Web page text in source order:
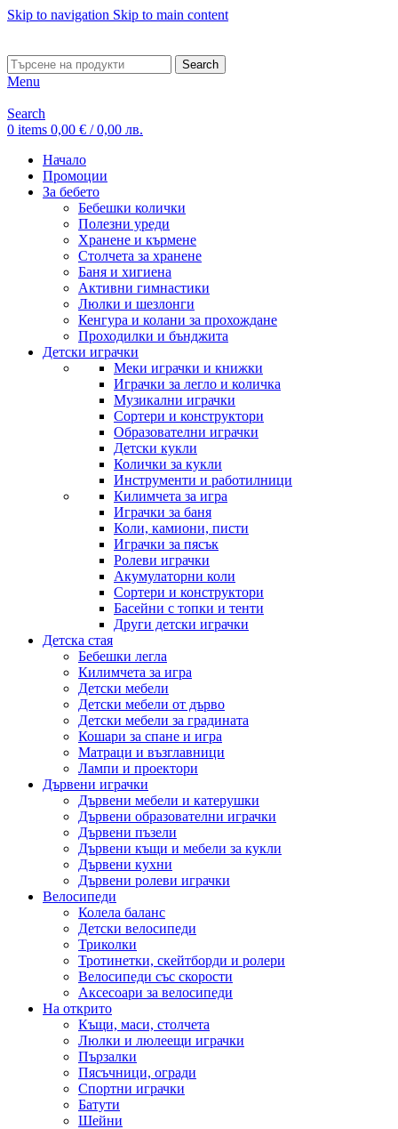
Skip to navigation Skip to main content
Search
Menu
Search
0 items 0,00 € / 0,00 лв.
Начало
Промоции
За бебето
Бебешки колички
Полезни уреди
Хранене и кърмене
Столчета за хранене
Баня и хигиена
Активни гимнастики
Люлки и шезлонги
Кенгура и колани за прохождане
Проходилки и бънджита
Детски играчки
Меки играчки и книжки
Играчки за легло и количка
Музикални играчки
Сортери и конструктори
Образователни играчки
Детски кукли
Колички за кукли
Инструменти и работилници
Килимчета за игра
Играчки за баня
Коли, камиони, писти
Играчки за пясък
Ролеви играчки
Акумулаторни коли
Сортери и конструктори
Басейни с топки и тенти
Други детски играчки
Детска стая
Бебешки легла
Килимчета за игра
Детски мебели
Детски мебели от дърво
Детски мебели за градината
Кошари за спане и игра
Матраци и възглавници
Лампи и проектори
Дървени играчки
Дървени мебели и катерушки
Дървени образователни играчки
Дървени пъзели
Дървени къщи и мебели за кукли
Дървени кухни
Дървени ролеви играчки
Велосипеди
Колела баланс
Детски велосипеди
Триколки
Тротинетки, скейтборди и ролери
Велосипеди със скорости
Аксесоари за велосипеди
На открито
Къщи, маси, столчета
Люлки и люлеещи играчки
Пързалки
Пясъчници, огради
Спортни играчки
Батути
Шейни